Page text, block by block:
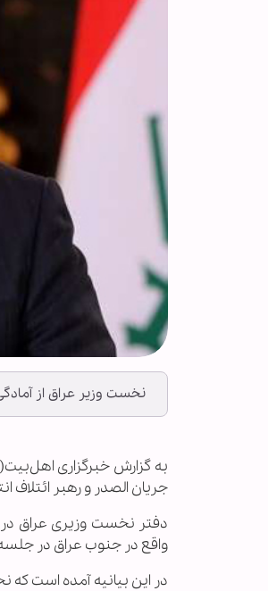
نخست وزیر عراق از
به گزارش خبرگزاری
جریان الصدر و رهبر ائتلاف
دفتر نخست وزیری عراق در
واقع در جنوب عراق در
در این بیانیه آمده است